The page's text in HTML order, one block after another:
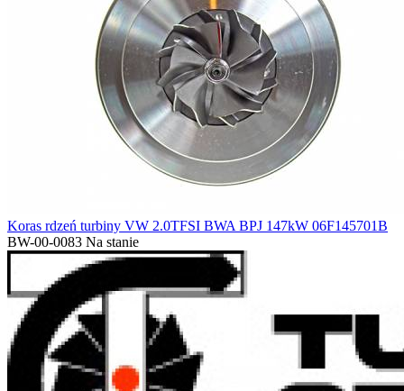
Koras rdzeń turbiny VW 2.0TFSI BWA BPJ 147kW 06F145701B
BW-00-0083 Na stanie